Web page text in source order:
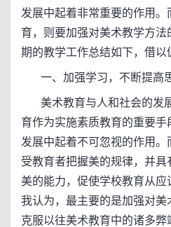
发展中起着非常重要的作用
育，则要加强对美术教学方
期的教学工作总结如下，借以
一、加强学习，不断提高
美术教育与人和社会的发
育作为实施素质教育的重要
发展中起着不可忽视的作用
受教育者把握美的规律，并
美的能力，促使学校教育从应
我认为，最主要的是加强对美
克服以往美术教育中的诸多